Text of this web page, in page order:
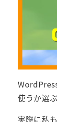
使うか選
実際に私